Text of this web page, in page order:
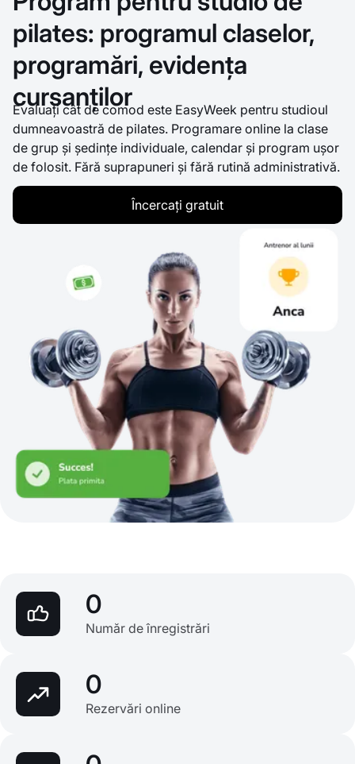
pilates: programul claselor,
programări, evidența
cursanților
Evaluați cât de comod este EasyWeek pentru studioul
dumneavoastră de pilates. Programare online la clase
de grup și ședințe individuale, calendar și program ușor
de folosit. Fără suprapuneri și fără rutină administrativă.
Încercați gratuit
0
Număr de înregistrări
0
Rezervări online